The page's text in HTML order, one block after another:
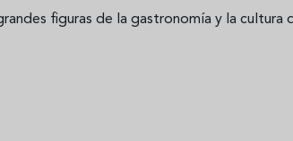
figuras de la gastronomía y la cultura